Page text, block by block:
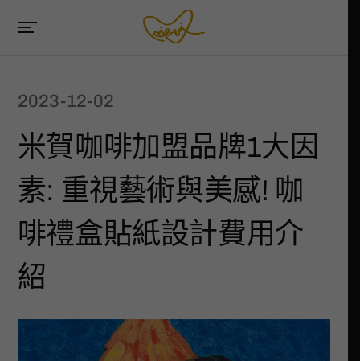
2023-12-02
米賀咖啡加盟品牌1大因
素: 重視藝術與美感! 咖
啡禮盒貼紙設計費用介
紹